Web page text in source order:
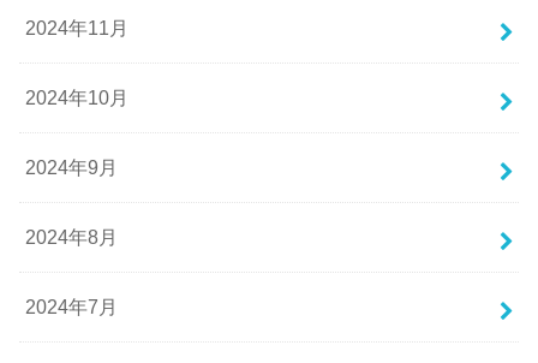
2024年11月
2024年10月
2024年9月
2024年8月
2024年7月